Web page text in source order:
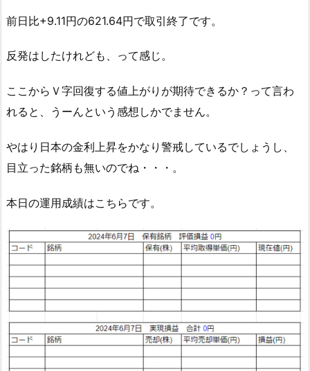
前日比+9.11円の621.64円で取引終了です。
反発はしたけれども、って感じ。
ここからＶ字回復する値上がりが期待できるか？って言わ
れると、うーんという感想しかでません。
やはり日本の金利上昇をかなり警戒しているでしょうし、
目立った銘柄も無いのでね・・・。
本日の運用成績はこちらです。